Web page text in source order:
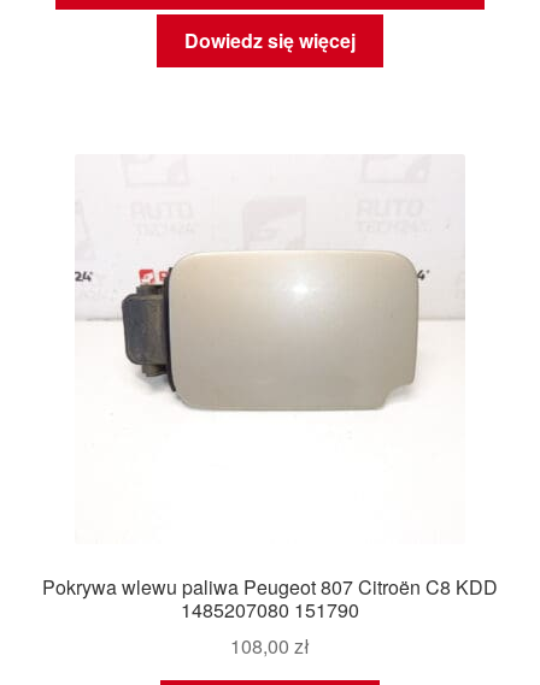
Dowiedz się więcej
Pokrywa wlewu paliwa Peugeot 807 Citroën C8 KDD
1485207080 151790
108,00 zł